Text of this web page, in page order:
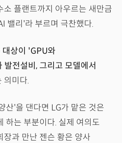
소 플랜트까지 아우르는 새만금
밸리'라 부르며 극찬했다.
상이 'GPU와
전설비, 그리고 모델에서
의미다.
산'을 댄다면 LG가 맡은 것은
하는 부분이다. 실제 여의도
장과 만난 젠슨 황은 양사